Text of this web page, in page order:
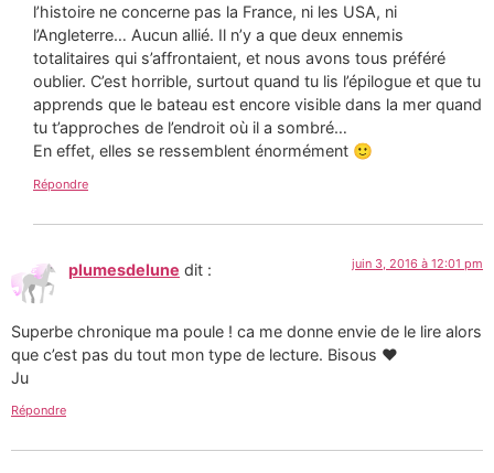
l’histoire ne concerne pas la France, ni les USA, ni
l’Angleterre… Aucun allié. Il n’y a que deux ennemis
totalitaires qui s’affrontaient, et nous avons tous préféré
oublier. C’est horrible, surtout quand tu lis l’épilogue et que tu
apprends que le bateau est encore visible dans la mer quand
tu t’approches de l’endroit où il a sombré…
En effet, elles se ressemblent énormément 🙂
Répondre
plumesdelune dit : juin 3, 2016 à 12:01 pm
Superbe chronique ma poule ! ca me donne envie de le lire alors
que c’est pas du tout mon type de lecture. Bisous ♥
Ju
Répondre